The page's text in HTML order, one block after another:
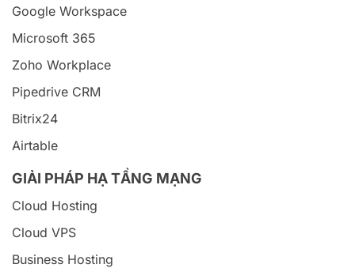
Google Workspace
Microsoft 365
Zoho Workplace
Pipedrive CRM
Bitrix24
Airtable
GIẢI PHÁP HẠ TẦNG MẠNG
Cloud Hosting
Cloud VPS
Business Hosting